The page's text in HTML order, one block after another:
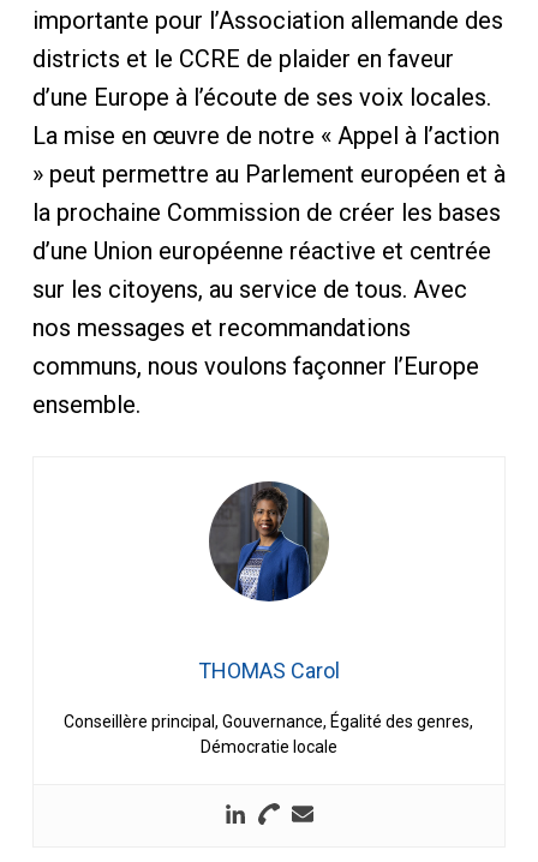
importante pour l’Association allemande des
districts et le CCRE de plaider en faveur
d’une Europe à l’écoute de ses voix locales.
La mise en œuvre de notre « Appel à l’action
» peut permettre au Parlement européen et à
la prochaine Commission de créer les bases
d’une Union européenne réactive et centrée
sur les citoyens, au service de tous. Avec
nos messages et recommandations
communs, nous voulons façonner l’Europe
ensemble.
THOMAS Carol
Conseillère principal, Gouvernance, Égalité des genres,
Démocratie locale